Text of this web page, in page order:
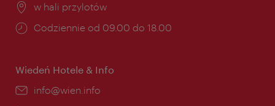
Miejsce:
w hali przylotów
Godziny
Codziennie od 09.00 do 18.00
Wiedeń Hotele & Info
E-
info@wien.info